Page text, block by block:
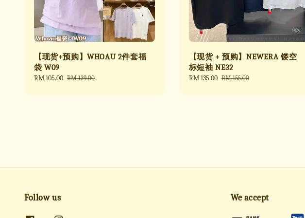
【现货+预购】WHOAU 2件套福
袋 W09
Sale
RM 105.00 Regular
RM 139.00
【现货 + 预购】NEWERA 镂空
标短袖 NE32
Sale
RM 135.00 Regular
RM 155.00
Follow us We accept